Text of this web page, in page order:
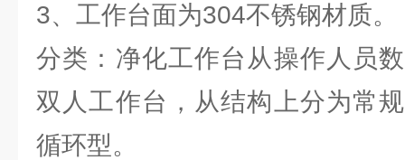
3、工作台面为304不锈钢材质。
分类：净化工作台从操作人员
双人工作台，从结构上分为常
循环型。